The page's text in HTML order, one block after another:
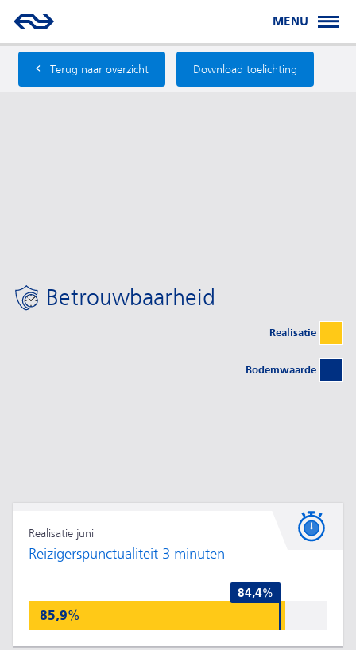
MENU
‹ Terug naar overzicht Download toelichting
Betrouwbaarheid
Realisatie
Bodemwaarde
Realisatie juni
Reizigerspunctualiteit 3 minuten
85,9%
84,4%